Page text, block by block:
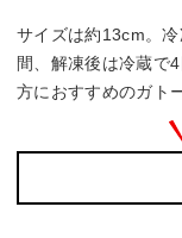
サイズは約13cm。
間、解凍後は冷蔵で
方におすすめのガト